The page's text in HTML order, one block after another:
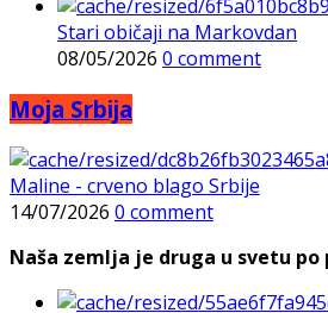
Stari običaji na Markovdan
08/05/2026 0 comment
Moja Srbija
Maline - crveno blago Srbije
14/07/2026 0 comment
Naša zemlja je druga u svetu